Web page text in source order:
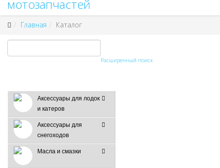
Главная Каталог
Расширенный поиск
Аксессуары для лодок
и катеров
Аксессуары для
снегоходов
Масла и смазки